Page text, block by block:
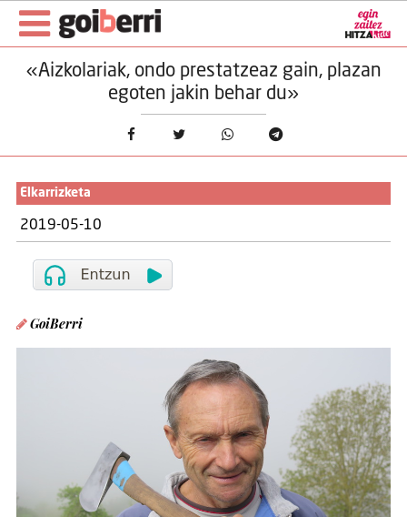
«Aizkolariak, ondo prestatzeaz gain, plazan
egoten jakin behar du»
Elkarrizketa
2019-05-10
GoiBerri